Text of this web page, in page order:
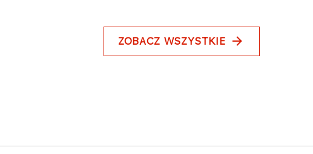
ZOBACZ WSZYSTKIE